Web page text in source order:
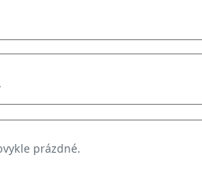
prázdné.